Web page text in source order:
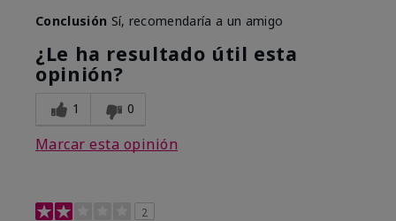
Conclusión Sí, recomendaría a un amigo
¿Le ha resultado útil esta
opinión?
1 0
Marcar esta opinión
2